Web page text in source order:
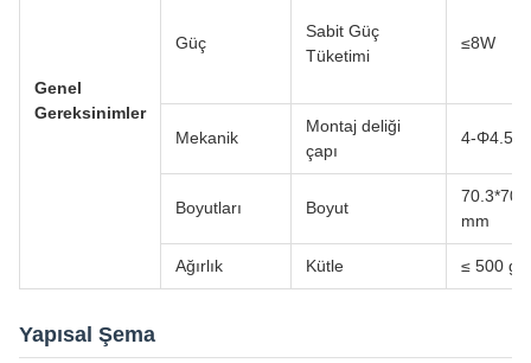
Genel
Gereksinimler
Güç
Sabit Güç
Tüketimi
≤8W
Mekanik
Montaj deliği
çapı
4-
Boyutları Boyut
mm
Ağırlık Kütle ≤ 500 g
Yapısal Şema